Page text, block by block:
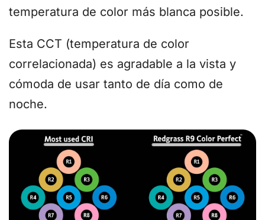
temperatura de color más blanca posible.
Esta CCT (temperatura de color
correlacionada) es agradable a la vista y
cómoda de usar tanto de día como de
noche.